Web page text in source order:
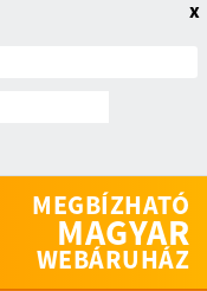
x
MEGBÍZHATÓ
MAGYAR
WEBÁRUHÁZ